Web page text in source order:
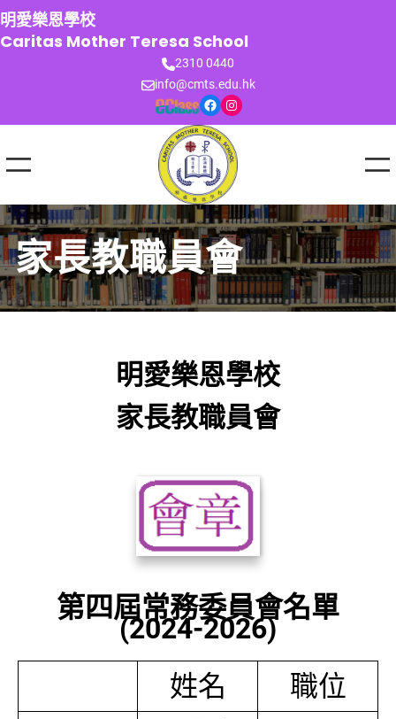
跳
至
主
明愛樂恩學校
Caritas Mother Teresa School
2310 0440
info@cmts.edu.hk
Facebook Instagram
家長教職員會
明愛樂恩學校
家長教職員會
第四屆常務委員會名單
(2024-2026)
姓名
職位